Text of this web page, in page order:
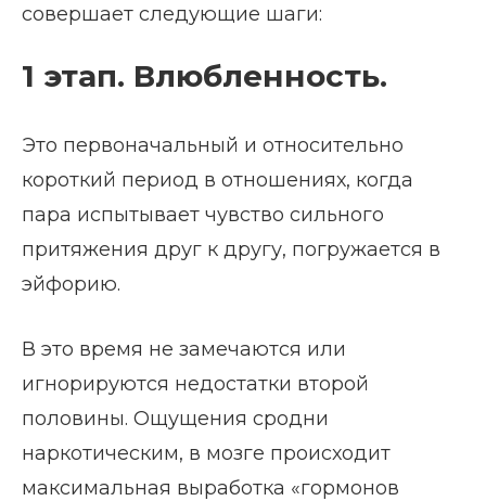
совершает следующие шаги:
1 этап. Влюбленность.
Это первоначальный и относительно
короткий период в отношениях, когда
пара испытывает чувство сильного
притяжения друг к другу, погружается в
эйфорию.
В это время не замечаются или
игнорируются недостатки второй
половины. Ощущения сродни
наркотическим, в мозге происходит
максимальная выработка «гормонов